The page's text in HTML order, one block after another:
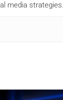
media strategies.